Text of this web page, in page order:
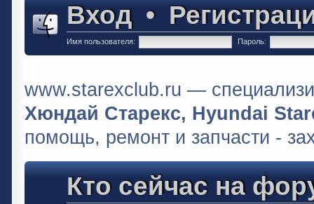
Вход•
Имя пользователя: Пароль:
www.starexclub.ru —
Хюндай Старекс, Hyundai
помощь, ремонт и запчасти -
Кто сейчас на